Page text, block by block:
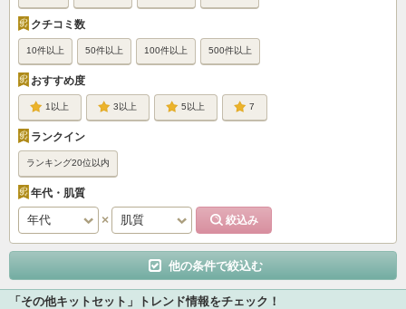
クチコミ数
10件以上 50件以上 100件以上 500件以上
おすすめ度
1 3 5 7
ランクイン
ランキング20位以内
年代・肌質
他の条件で絞込む
「その他キットセット」トレンド情報をチェック！